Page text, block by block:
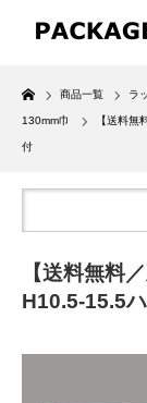
Home
商品一覧 ラ
130mm巾 【送料
付
【送料無料
H10.5-15.5